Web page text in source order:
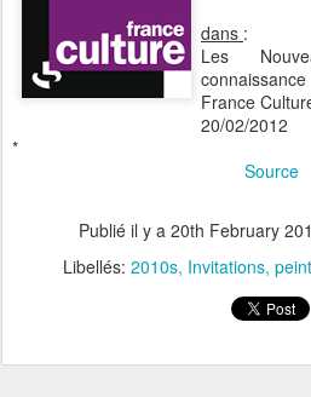
dans :
Les
connaissance
France
20/02/2012
*
Source
Publié il y a 20th February
Libellés: 2010s Invitations